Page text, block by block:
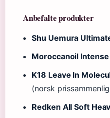
Anbefalte produkter
Shu Uemura
Moroccanoil
K18 Leave In
(norsk
Redken All Soft